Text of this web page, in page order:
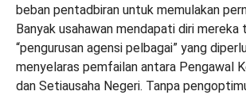
beban pentadbiran untuk memulakan
Banyak usahawan mendapati diri
“pengurusan agensi pelbagai” yang
menyelaras pemfailan antara Pengawal
dan Setiausaha Negeri. Tanpa